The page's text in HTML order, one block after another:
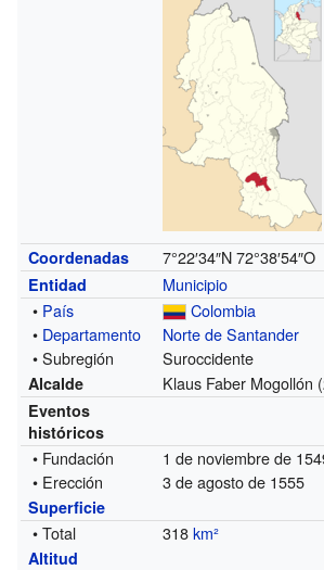
Coordenadas 7°22′34″N 72°38′54″O
Entidad
Municipio
• País
Colombia
• Departamento
Norte de Santander
• Subregión
Suroccidente
Alcalde Klaus Faber Mogollón
Eventos
históricos
• Fundación
1 de noviembre de
• Erección
3 de agosto de 1555
Superficie
• Total 318km²
Altitud